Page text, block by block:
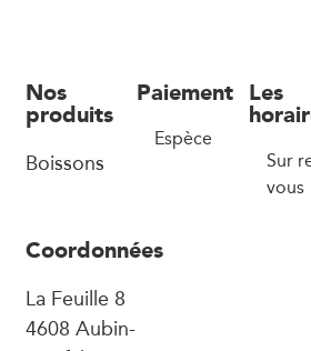
Nos
produits
Boissons
Paiement
Espèce
Les
Sur
vous
Coordonnées
La Feuille 8
4608 Aubin-